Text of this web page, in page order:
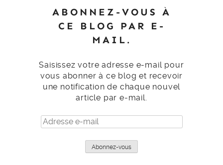
ABONNEZ-VOUS À
CE BLOG PAR E-
MAIL.
Saisissez votre adresse e-mail pour
vous abonner à ce blog et recevoir
une notification de chaque nouvel
article par e-mail.
Adresse
e-
Abonnez-vous